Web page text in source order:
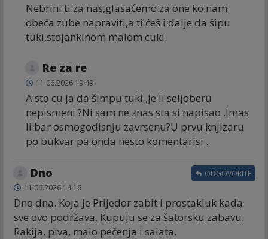
Nebrini ti za nas,glasaćemo za one ko nam
obeća zube napraviti,a ti ćeš i dalje da šipu
tuki,stojankinom malom cuki.
Re za re
11.06.2026 19:49
A sto cu ja da šimpu tuki ,je li seljoberu
nepismeni ?Ni sam ne znas sta si napisao .Imas
li bar osmogodisnju zavrsenu?U prvu knjizaru
po bukvar pa onda nesto komentarisi .
Dno
11.06.2026 14:16
Dno dna. Koja je Prijedor zabit i prostakluk kada
sve ovo podržava. Kupuju se za šatorsku zabavu.
Rakija, piva, malo pečenja i salata.
ODGOVORITE